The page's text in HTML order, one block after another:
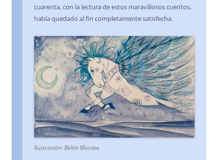
cuarenta, con la lectura de estos maravillosos cuentos,
había quedado al fin completamente satisfecha.
Ilustración: Belén Morata